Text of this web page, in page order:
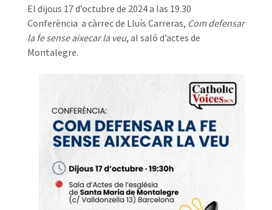
El dijous 17 d’octubre de 2024 a las 19.30
Conferència a càrrec de Lluís Carreras, Com defensar
la fe sense aixecar la veu, al saló d’actes de
Montalegre.